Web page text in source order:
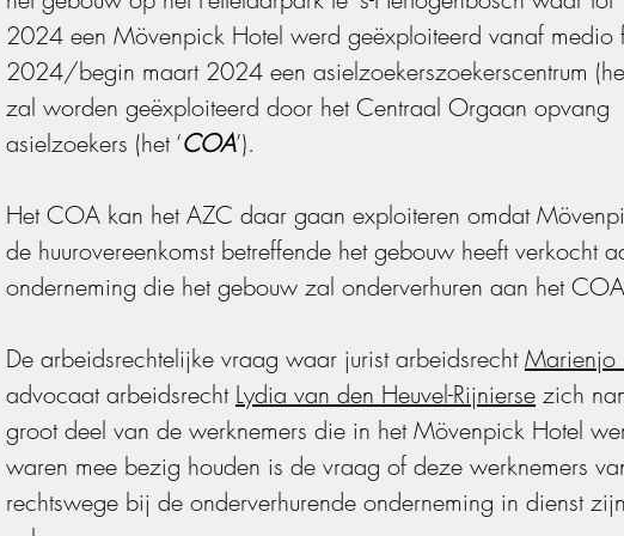
2024 een Mövenpick Hotel werd geëxploiteerd vanaf
2024/begin maart 2024 een asielzoekerszoekerscentrum
zal worden geëxploiteerd door het Centraal Orgaan opvang
asielzoekers (het ‘COA’).
Het COA kan het AZC daar gaan exploiteren omdat
de huurovereenkomst betreffende het gebouw heeft verkocht
onderneming die het gebouw zal onderverhuren aan het
De arbeidsrechtelijke vraag waar jurist arbeidsrecht Marienjo
advocaat arbeidsrecht Lydia van den Heuvel-Rijnierse zich
groot deel van de werknemers die in het Mövenpick Hotel
waren mee bezig houden is de vraag of deze werknemers
rechtswege bij de onderverhurende onderneming in dienst